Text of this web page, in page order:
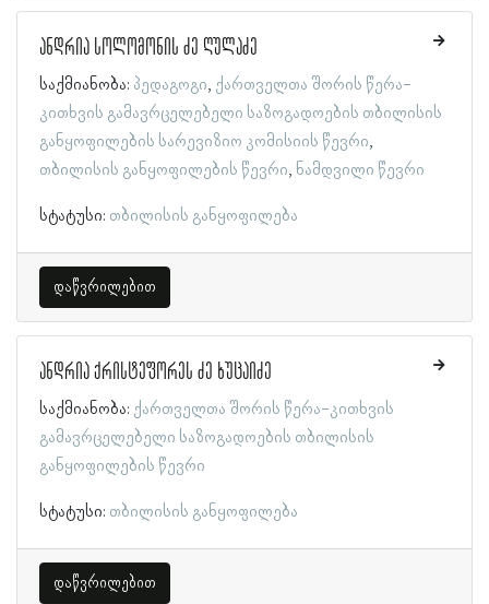
ანდრია სოლომონის ძე ღულაძე
საქმიანობა: პედაგოგი ქართველთა შორის წერა-
კითხვის გამავრცელებელი საზოგადოების თბილისის
განყოფილების სარევიზიო კომისიის წევრი
თბილისის განყოფილების წევრი ნამდვილი წევრი
სტატუსი: თბილისის განყოფილება
დაწვრილებით
ანდრია ქრისტეფორეს ძე ხუცაიძე
საქმიანობა: ქართველთა შორის წერა-კითხვის
გამავრცელებელი საზოგადოების თბილისის
განყოფილების წევრი
სტატუსი: თბილისის განყოფილება
დაწვრილებით